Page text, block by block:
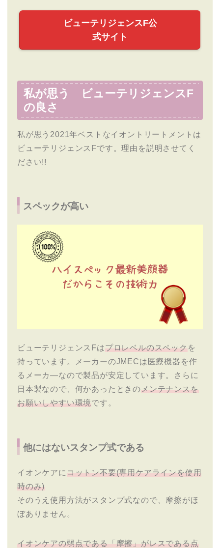
ビューテリジェンスF公
式サイト
私が思う ビューテリジェンスF
の良さ
私が思う2021年ベストなイオントリートメントは
ビューテリジェンスFです。理由を説明させてく
ださい!!
スペックが高い
ビューテリジェンスFはプロレベルのスペックを
持っています。メーカーのJMECは医療機器を作
るメーカ―なので製品が安定しています。さらに
日本製なので、何かあったときのメンテナンスを
お願いしやすい環境です。
他にはないスタンプ式である
イオンケアにコットン不要(専用ケアラインを使用
時のみ)
そのうえ使用方法がスタンプ式なので、摩擦がほ
ぼありません。
イオンケアの弱点である「摩擦」がレスである点